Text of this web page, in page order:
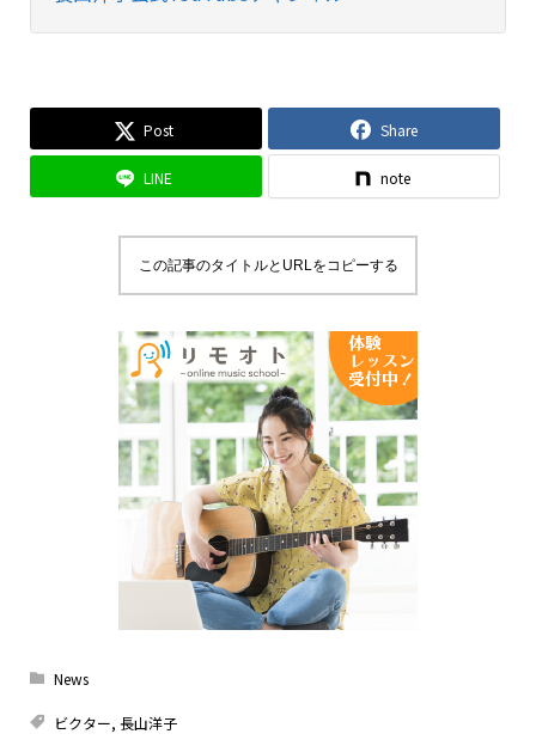
Post Share
LINE note
この記事のタイトルとURLをコピーする
News
ビクター, 長山洋子